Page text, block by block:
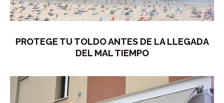
PROTEGE TU TOLDO ANTES DE LA LLEGADA
DEL MAL TIEMPO